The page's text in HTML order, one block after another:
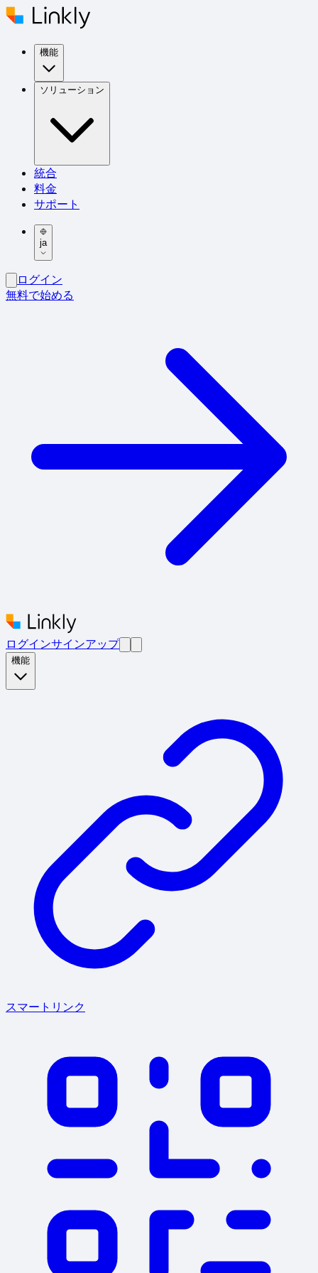
機能
ソリューション
統合
料金
サポート
ja
ログイン
無料で始める
ログインサインアップ
機能
スマートリンク